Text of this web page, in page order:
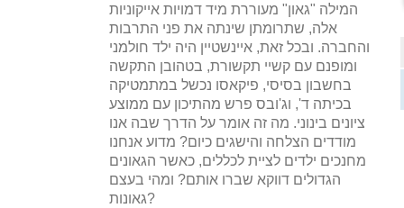
המילה "גאון" מעוררת מיד דמויות אייקוניות
אלה, שתרומתן שינתה את פני התרבות
והחברה. ובכל זאת, איינשטיין היה ילד חולמני
ומופנם עם קשיי תקשורת, בטהובן התקשה
בחשבון בסיסי, פיקאסו נכשל במתמטיקה
בכיתה ד', וג'ובס פרש מהתיכון עם ממוצע
ציונים בינוני. מה זה אומר על הדרך שבה אנו
מודדים הצלחה והישגים כיום? מדוע אנחנו
מחנכים ילדים לציית לכללים, כאשר הגאונים
הגדולים דווקא שברו אותם? ומהי בעצם
גאונות?